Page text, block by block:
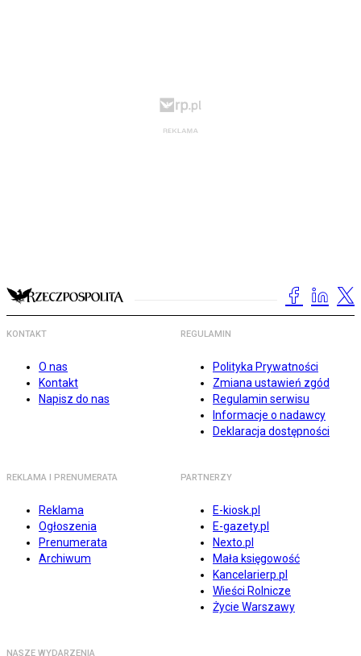
KONTAKT
O nas
Kontakt
Napisz do nas
REGULAMIN
Polityka Prywatności
Zmiana ustawień zgód
Regulamin serwisu
Informacje o nadawcy
Deklaracja dostępności
REKLAMA I PRENUMERATA
Reklama
Ogłoszenia
Prenumerata
Archiwum
PARTNERZY
E-kiosk.pl
E-gazety.pl
Nexto.pl
Mała księgowość
Kancelarierp.pl
Wieści Rolnicze
Życie Warszawy
NASZE WYDARZENIA